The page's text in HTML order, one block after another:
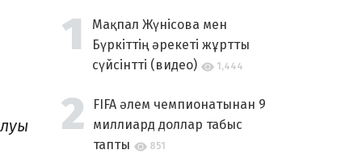
Мақпал Жүнісова мен
Бүркіттің әрекеті жұртты
сүйсінтті (видео)
1,444
FIFA әлем чемпионатынан 9
миллиард доллар табыс
тапты
851